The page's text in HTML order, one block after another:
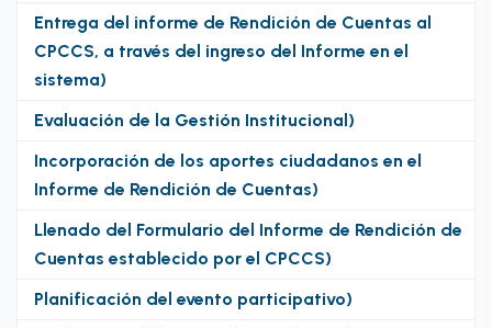
Entrega del informe de Rendición de Cuentas al
CPCCS, a través del ingreso del Informe en el
sistema)
Evaluación de la Gestión Institucional)
Incorporación de los aportes ciudadanos en el
Informe de Rendición de Cuentas)
Llenado del Formulario del Informe de Rendición de
Cuentas establecido por el CPCCS)
Planificación del evento participativo)